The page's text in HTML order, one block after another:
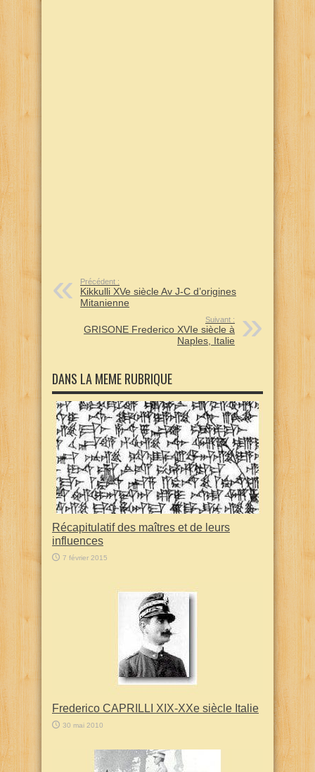
Précédent :
Kikkulli XVe siècle Av J-C d’origines
Mitanienne
Suivant :
GRISONE Frederico XVIe siècle à
Naples, Italie
DANS LA MEME RUBRIQUE
Récapitulatif des maîtres et de leurs
influences
7 février 2015
Frederico CAPRILLI XIX-XXe siècle Italie
30 mai 2010